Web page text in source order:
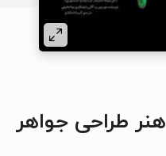
طراحی جواهر